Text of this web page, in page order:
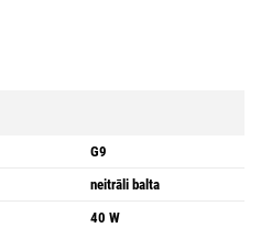
G9
neitrāli balta
40 W